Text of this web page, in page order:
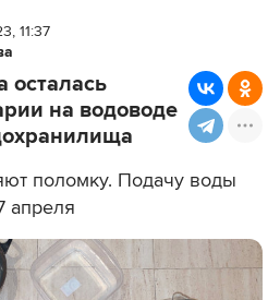
11:37
осталась
на водоводе
поломку. Подачу воды
апреля